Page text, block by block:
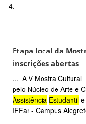
4.
Etapa local da
inscrições abertas
... A V Mostra Cultural
pelo Núcleo de Arte e
Assistência Estudantil
IFFar - Campus